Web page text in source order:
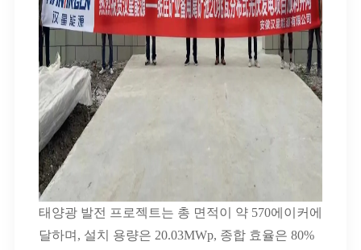
태양광 발전 프로젝트는 총 면적이 약 570에이커에
달하며, 설치 용량은 20.03MWp, 종합 효율은 80%